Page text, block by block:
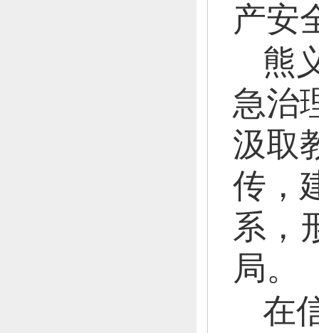
产安
熊
急治
汲取
传，
系，
局。
在